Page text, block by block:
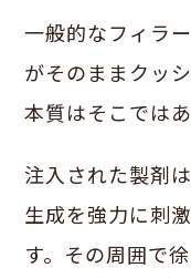
一般的なフィラ
がそのままクッ
本質はそこではあ
注入された製剤
生成を強力に刺
す。その周囲で